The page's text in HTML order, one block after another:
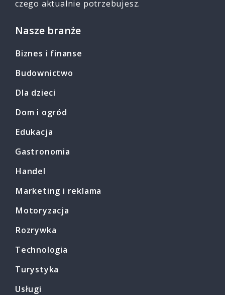
czego aktualnie potrzebujesz.
Nasze branże
Biznes i finanse
Budownictwo
Dla dzieci
Dom i ogród
Edukacja
Gastronomia
Handel
Marketing i reklama
Motoryzacja
Rozrywka
Technologia
Turystyka
Usługi